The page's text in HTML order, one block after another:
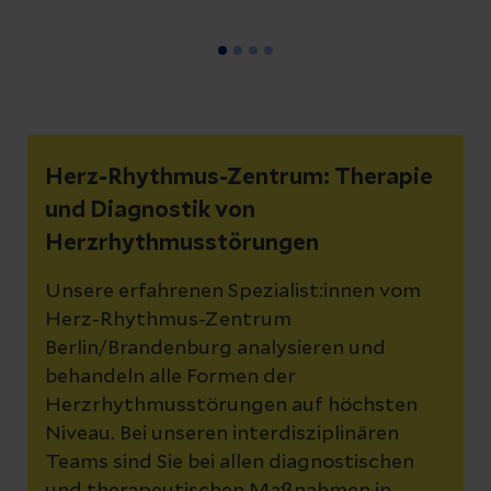
Herz-Rhythmus-Zentrum: Therapie
und Diagnostik von
Herzrhythmusstörungen
Unsere erfahrenen Spezialist:innen vom
Herz-Rhythmus-Zentrum
Berlin/Brandenburg analysieren und
behandeln alle Formen der
Herzrhythmusstörungen auf höchsten
Niveau. Bei unseren interdisziplinären
Teams sind Sie bei allen diagnostischen